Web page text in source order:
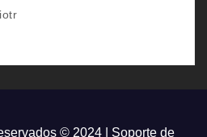
© 2024 | Soporte de